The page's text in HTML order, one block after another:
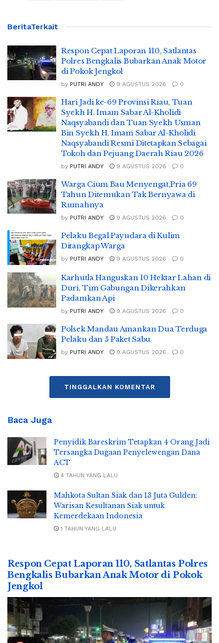
BeritaTerkait
Respon Cepat Laporan 110, Satlantas
Polres Bengkalis Bubarkan Anak Motor
di Pokok Jengkol
by PUTRI ANDY 9 AGUSTUS 2026 0
Hari Jadi ke-69 Provinsi Riau, Tuan
Syekh H. Imam Sabar Al-Kholidi
Naqsyabandi dan Tuan Syekh Usman
Bin Syekh H. Imam Sabar Al-Kholidi
Naqsyabandi Resmi Ditetapkan Sebagai
Tokoh dan Pejuang Daerah Riau 2026
by PUTRI ANDY 9 AGUSTUS 2026 0
Warga Cium Bau Menyengat,Pria 69
Tahun Ditemukan Tak Bernyawa di
Rumahnya
by PUTRI ANDY 9 AGUSTUS 2026 0
Pelaku Begal Payudara di Kulim
Ditangkap Warga
by PUTRI ANDY 9 AGUSTUS 2026 0
Karhutla Hanguskan 10 Hektar Lahan di
Duri, Tim Gabungan Dikerahkan
Padamkan Api
by PUTRI ANDY 9 AGUSTUS 2026 0
Polsek Mandau Amankan Dua Terduga
Pelaku dan 5 Paket Sabu
by PUTRI ANDY 9 AGUSTUS 2026 0
TINGGALKAN KOMENTAR
Baca Juga
Penyidik Bareskrim Tetapkan 4 Orang Jadi
Tersangka Dugaan Penyelewengan Dana
ACT
4 TAHUN YANG LALU
Mahkota Sultan Siak dan 13 Juta Gulden:
Warisan Kesultanan Siak untuk
Kemerdekaan Indonesia
1 TAHUN YANG LALU
Respon Cepat Laporan 110, Satlantas Polres
Bengkalis Bubarkan Anak Motor di Pokok
Jengkol